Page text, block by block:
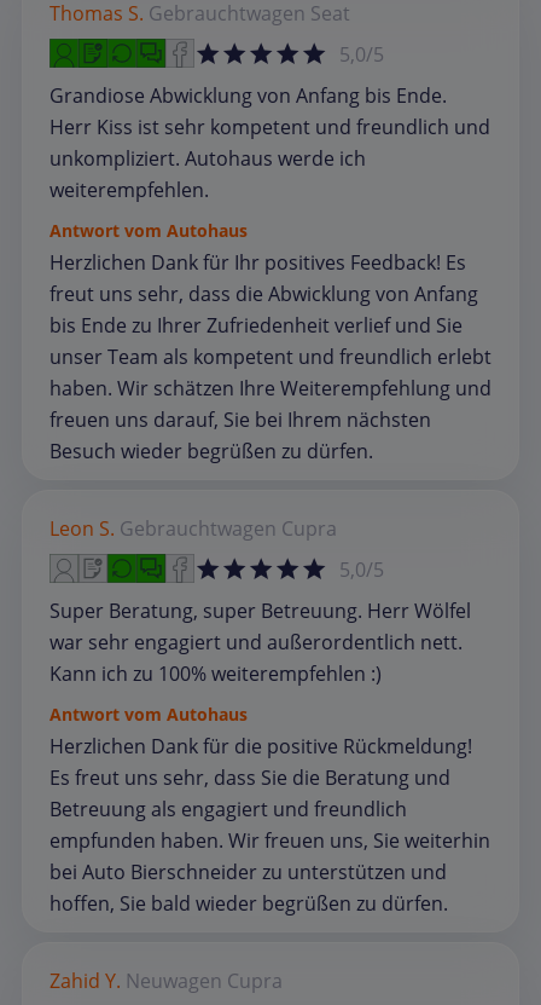
Thomas S. Gebrauchtwagen Seat
5,0/5
Grandiose Abwicklung von Anfang bis Ende.
Herr Kiss ist sehr kompetent und freundlich und
unkompliziert. Autohaus werde ich
weiterempfehlen.
Antwort vom Autohaus
Herzlichen Dank für Ihr positives Feedback! Es
freut uns sehr, dass die Abwicklung von Anfang
bis Ende zu Ihrer Zufriedenheit verlief und Sie
unser Team als kompetent und freundlich erlebt
haben. Wir schätzen Ihre Weiterempfehlung und
freuen uns darauf, Sie bei Ihrem nächsten
Besuch wieder begrüßen zu dürfen.
Leon S. Gebrauchtwagen Cupra
5,0/5
Super Beratung, super Betreuung. Herr Wölfel
war sehr engagiert und außerordentlich nett.
Kann ich zu 100% weiterempfehlen :)
Antwort vom Autohaus
Herzlichen Dank für die positive Rückmeldung!
Es freut uns sehr, dass Sie die Beratung und
Betreuung als engagiert und freundlich
empfunden haben. Wir freuen uns, Sie weiterhin
bei Auto Bierschneider zu unterstützen und
hoffen, Sie bald wieder begrüßen zu dürfen.
Zahid Y. Neuwagen Cupra